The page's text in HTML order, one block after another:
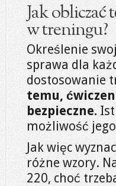
Jak obliczać
w treningu?
Określenie
sprawa dla
dostosowanie
temu,
bezpieczne.
możliwość
Jak więc
różne wzory.
220, choć